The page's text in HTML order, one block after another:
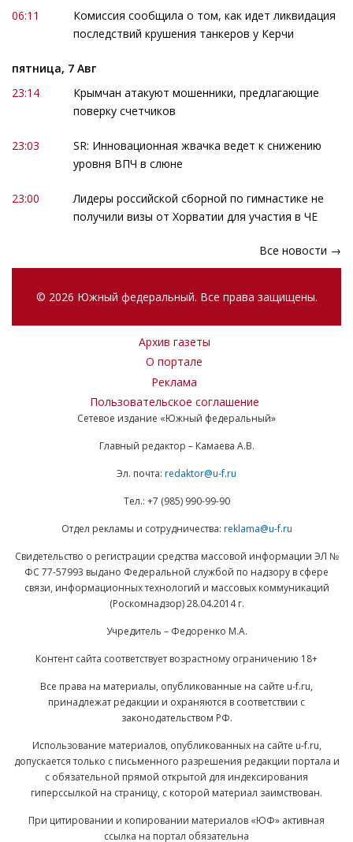
06:11
Комиссия сообщила о том, как идет ликвидация
последствий крушения танкеров у Керчи
пятница, 7 Авг
23:14
Крымчан атакуют мошенники, предлагающие
поверку счетчиков
23:03
SR: Инновационная жвачка ведет к снижению
уровня ВПЧ в слюне
23:00
Лидеры российской сборной по гимнастике не
получили визы от Хорватии для участия в ЧЕ
Все новости →
© 2026 Южный федеральный. Все права защищены.
Архив газеты
О портале
Реклама
Пользовательское соглашение
Сетевое издание «Южный федеральный»
Главный редактор – Камаева А.В.
Эл. почта: redaktor@u-f.ru
Тел.: +7 (985) 990-99-90
Отдел рекламы и сотрудничества: reklama@u-f.ru
Свидетельство о регистрации средства массовой информации ЭЛ №
ФС 77-57993 выдано Федеральной службой по надзору в сфере
связи, информационных технологий и массовых коммуникаций
(Роскомнадзор) 28.04.2014 г.
Учредитель – Федоренко М.А.
Контент сайта соответствует возрастному ограничению 18+
Все права на материалы, опубликованные на сайте u-f.ru,
принадлежат редакции и охраняются в соответствии с
законодательством РФ.
Использование материалов, опубликованных на сайте u-f.ru,
допускается только с письменного разрешения редакции портала и
с обязательной прямой открытой для индексирования
гиперссылкой на страницу, с которой материал заимствован.
При цитировании и копировании материалов «ЮФ» активная
ссылка на портал обязательна